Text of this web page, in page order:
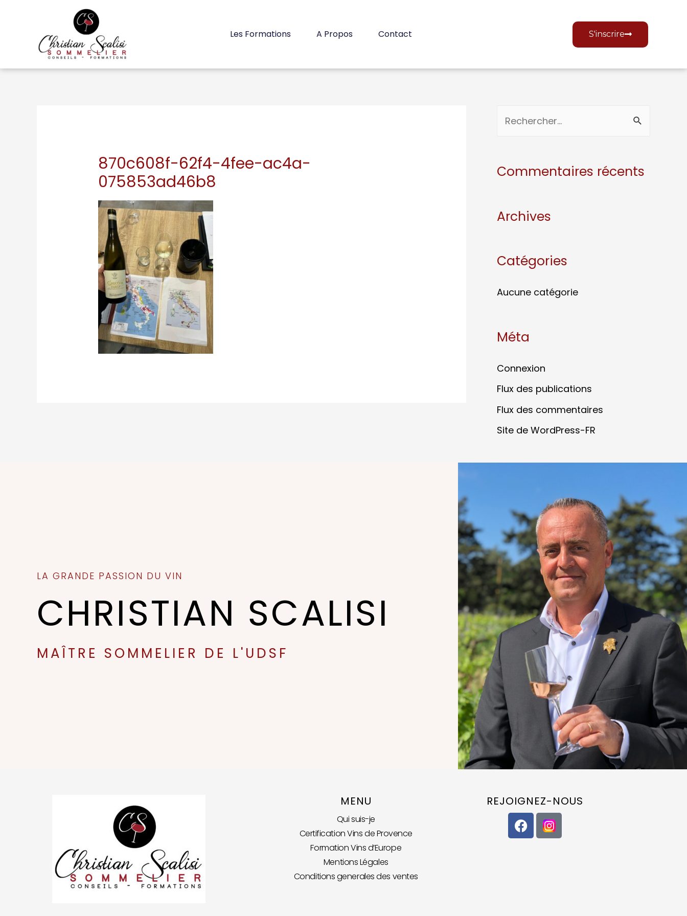
Les Formations A Propos Contact S'inscrire
870c608f-62f4-4fee-ac4a-
075853ad46b8
Commentaires récents
Archives
Catégories
Aucune catégorie
Méta
Connexion
Flux des publications
Flux des commentaires
Site de WordPress-FR
LA GRANDE PASSION DU VIN
CHRISTIAN SCALISI
MAÎTRE SOMMELIER DE L'UDSF
MENU
Qui suis-je
Certification Vins de Provence
Formation Vins d’Europe
Mentions Légales
Conditions generales des ventes
REJOIGNEZ-NOUS